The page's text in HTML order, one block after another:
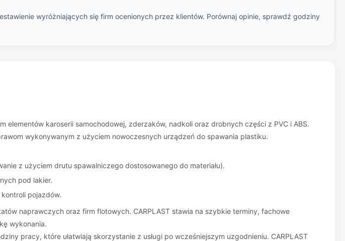
wyróżniających się firm ocenionych przez klientów. Porównaj opinie, sprawdź godziny
karoserii samochodowej, zderzaków, nadkoli oraz drobnych części z PVC i ABS.
wykonywanym z użyciem nowoczesnych urządzeń do spawania plastiku.
z użyciem drutu spawalniczego dostosowanego do materiału).
pod lakier.
pojazdów.
naprawczych oraz firm flotowych. CARPLAST stawia na szybkie terminy, fachowe
wykonania.
pracy, które ułatwiają skorzystanie z usługi po wcześniejszym uzgodnieniu. CARPLAST